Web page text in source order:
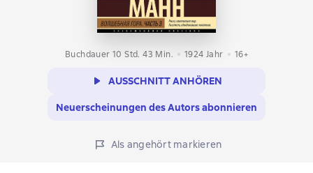
Buchdauer 10 Std. 43 Min. 1924 Jahr 16+
AUSSCHNITT ANHÖREN
Neuerscheinungen des Autors abonnieren
Als angehört markieren